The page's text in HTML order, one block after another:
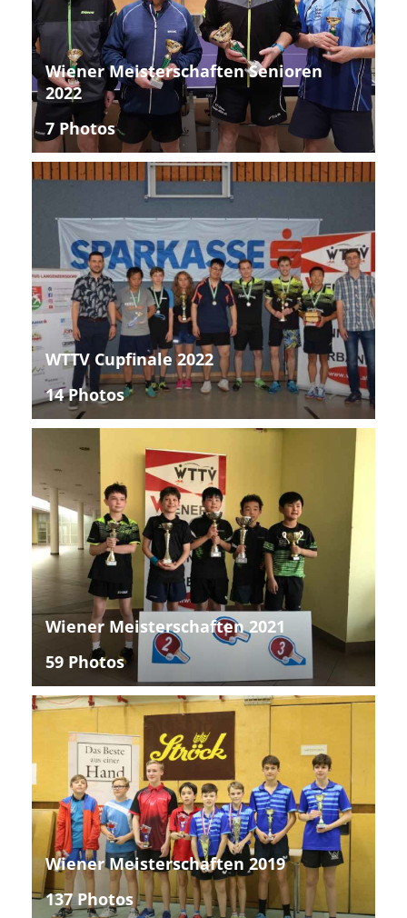
Wiener Meisterschaften Senioren
2022
7 Photos
WTTV Cupfinale 2022
14 Photos
Wiener Meisterschaften 2021
59 Photos
Wiener Meisterschaften 2019
137 Photos